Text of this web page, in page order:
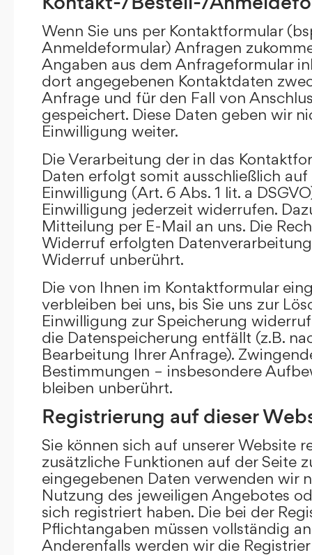
Wenn Sie uns per Kontaktformular
Anmeldeformular) Anfragen
Angaben aus dem Anfrageformular
dort angegebenen Kontaktdaten
Anfrage und für den Fall von
gespeichert. Diese Daten geben wir
Einwilligung weiter.
Die Verarbeitung der in das
Daten erfolgt somit ausschließlich
Einwilligung (Art. 6 Abs. 1 lit. a
Einwilligung jederzeit widerrufen.
Mitteilung per E-Mail an uns. Die
Widerruf erfolgten
Widerruf unberührt.
Die von Ihnen im Kontaktformular
verbleiben bei uns, bis Sie uns zur
Einwilligung zur Speicherung
die Datenspeicherung entfällt (z.B.
Bearbeitung Ihrer Anfrage).
Bestimmungen – insbesondere
bleiben unberührt.
Registrierung auf dieser
Sie können sich auf unserer Website
zusätzliche Funktionen auf der Seite
eingegebenen Daten verwenden wir
Nutzung des jeweiligen Angebotes
sich registriert haben. Die bei der
Pflichtangaben müssen vollständig
Anderenfalls werden wir die